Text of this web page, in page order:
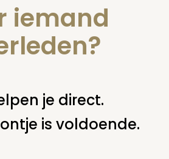
uitvaartonderneming
& agenda nieuws
natuurbegraafplaats bergerbos
iemand
je direct.
is voldoende.